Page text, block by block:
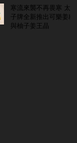
寒流來襲不再畏寒 太
子牌全新推出可樂姜糖
與柚子姜王晶